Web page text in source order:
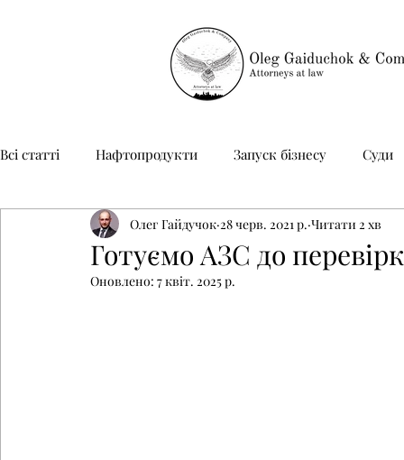
Всі статті Нафтопродукти Запуск бізнесу Суди
Неприбуткові організації Юридичний супровід
Готуємо АЗС до
Олег Гайдучок 28 черв. 2021 р. Читати 2 хв
Оновлено: 7 квіт. 2025 р.